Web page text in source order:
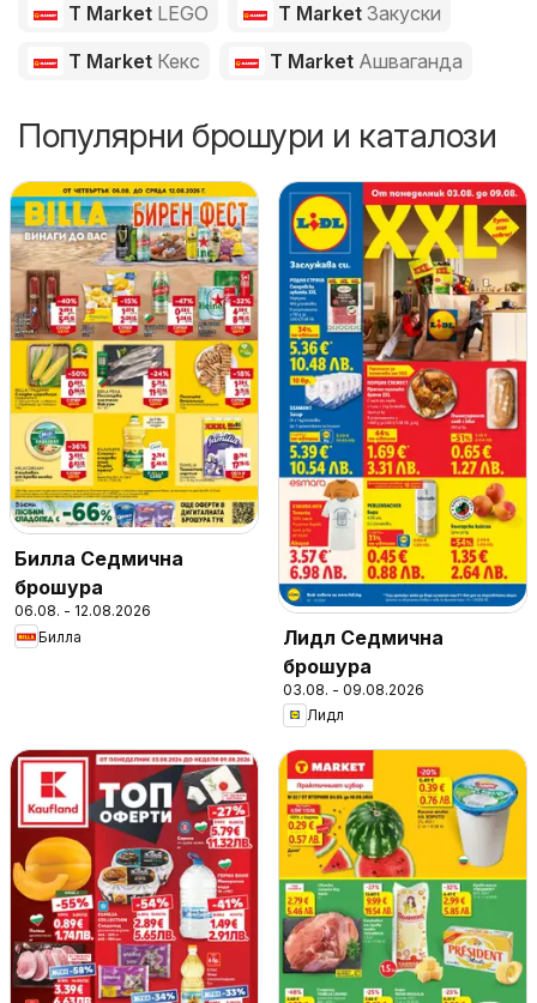
T Market LEGO T Market Закуски
T Market Кекс T Market Ашваганда
Популярни брошури и каталози
Билла Седмична
брошура
06.08. - 12.08.2026
Билла
Лидл Седмична
брошура
03.08. - 09.08.2026
Лидл